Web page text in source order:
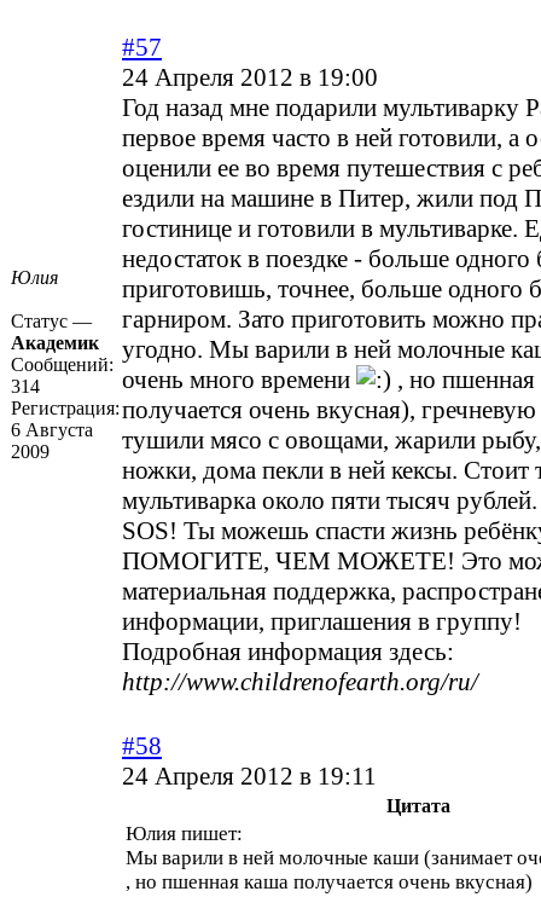
Юлия
Статус —
Академик
Сообщений:
314
Регистрация:
6 Августа
2009
#57
24 Апреля 2012 в 19:00
Год назад мне подарили мультиварку
первое время часто в ней готовили, а
оценили ее во время путешествия с
ездили на машине в Питер, жили под
гостинице и готовили в мультиварке.
недостаток в поездке - больше одного
приготовишь, точнее, больше одного
гарниром. Зато приготовить можно
угодно. Мы варили в ней молочные
очень много времени
, но
получается очень вкусная),
тушили мясо с овощами, жарили
ножки, дома пекли в ней кексы. Стоит
мультиварка около пяти тысяч рублей.
SOS! Ты можешь спасти жизнь
ПОМОГИТЕ, ЧЕМ МОЖЕТЕ! Это
материальная поддержка,
информации, приглашения в группу!
Подробная информация здесь:
http://www.childrenofearth.org/ru/
#58
24 Апреля 2012 в 19:11
Цитата
Юлия пишет:
Мы варили в ней молочные каши (занимает
, но пшенная каша получается очень вкусная)